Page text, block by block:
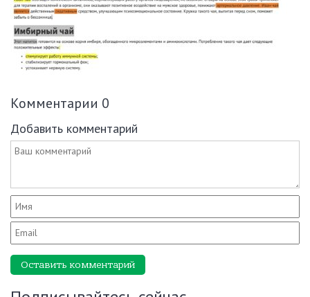
Комментарии 0
Добавить комментарий
Оставить комментарий